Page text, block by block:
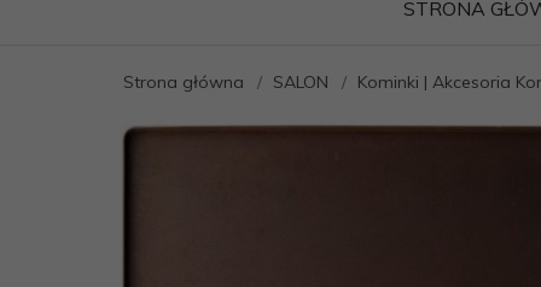
STRONA
Strona główna SALON Kominki | Akcesoria